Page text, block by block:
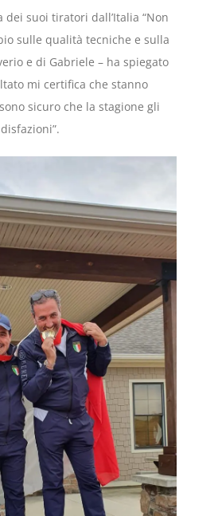
dei suoi tiratori dall’Italia “Non
sulle qualità tecniche e sulla
e di Gabriele – ha spiegato
mi certifica che stanno
sicuro che la stagione gli